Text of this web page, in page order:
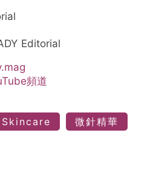
Editorial
頻道
Skincare 微針精華